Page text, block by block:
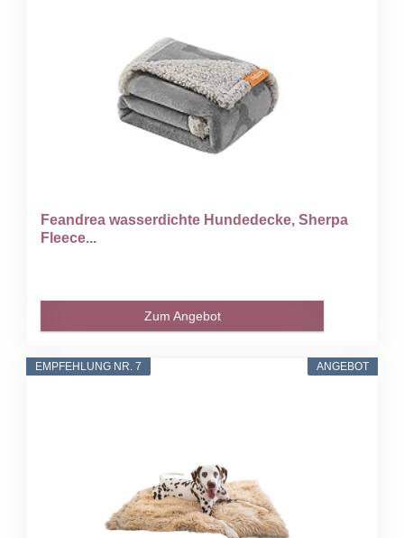
Feandrea wasserdichte Hundedecke, Sherpa
Fleece...
Zum Angebot
ANGEBOT
EMPFEHLUNG NR. 7